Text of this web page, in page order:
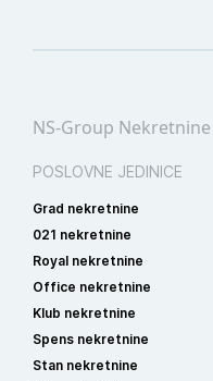
NS-Group Nekretnine
POSLOVNE JEDINICE
Grad nekretnine
021 nekretnine
Royal nekretnine
Office nekretnine
Klub nekretnine
Spens nekretnine
Stan nekretnine